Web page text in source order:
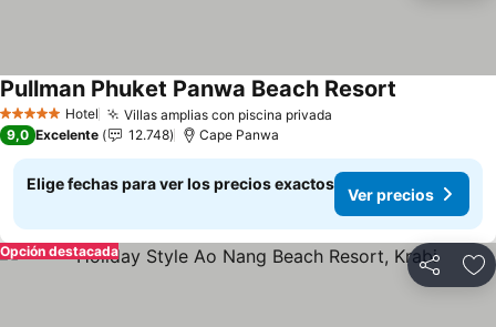
5 Estrellas Hotel Villas amplias con piscina privada
Pullman Phuket Panwa Beach Resort
9,0 Excelente 12.748 Cape Panwa
Elige fechas para ver los precios exactos
Ver precios
Compartir
Opción destacada